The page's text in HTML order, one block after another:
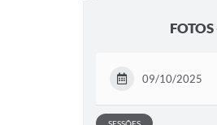
09/10/2025